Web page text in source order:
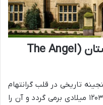
هتل آنجل اند رویال انگلستان (The Angel
تاریخی در قلب گرانتهام
لینکلن شر است که قدمتش به سال ۱۲۰۳ میلادی برمی گردد و آن را